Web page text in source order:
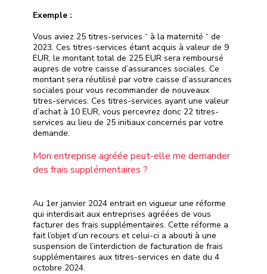
Exemple :
Vous aviez 25 titres-services “ à la maternité “ de
2023. Ces titres-services étant acquis à valeur de 9
EUR, le montant total de 225 EUR sera remboursé
aupres de votre caisse d’assurances sociales. Ce
montant sera réutilisé par votre caisse d’assurances
sociales pour vous recommander de nouveaux
titres-services. Ces titres-services ayant une valeur
d’achat à 10 EUR, vous percevrez donc 22 titres-
services au lieu de 25 initiaux concernés par votre
demande.
Mon entreprise agréée peut-elle me demander
des frais supplémentaires ?
Au 1er janvier 2024 entrait en vigueur une réforme
qui interdisait aux entreprises agréées de vous
facturer des frais supplémentaires. Cette réforme a
fait l’objet d’un recours et celui-ci a abouti à une
suspension de l’interdiction de facturation de frais
supplémentaires aux titres-services en date du 4
octobre 2024.